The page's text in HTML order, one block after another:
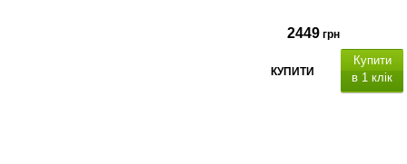
2449 грн
КУПИТИ
Купити
в 1 клік